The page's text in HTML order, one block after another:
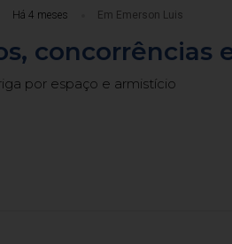
Há 4 meses Em Emerson Luis
concorrências
por espaço e armistício